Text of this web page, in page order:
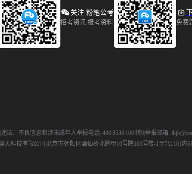
关注 粉笔公考
招考资讯 报考资料
免费
违法、不良信息和涉未成年人举报电话: 400 8536 100 转8举报邮箱:
天科技有限公司 北京市朝阳区酒仙桥北路甲10号院103号楼-1至7层101内6